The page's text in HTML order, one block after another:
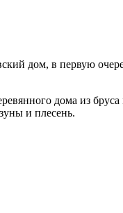
дом, в первую
дома из бруса
и плесень.